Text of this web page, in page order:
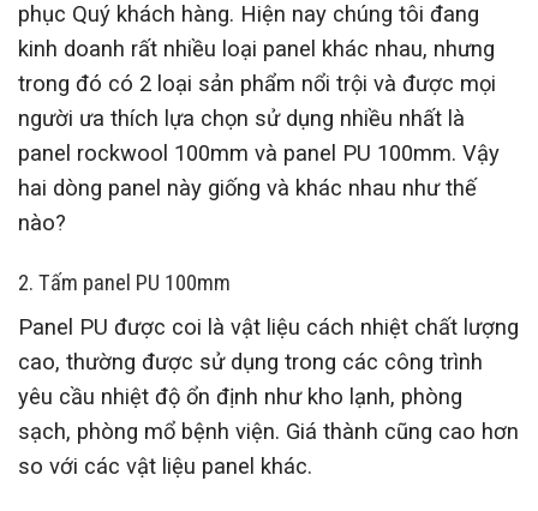
phục Quý khách hàng. Hiện nay chúng tôi đang
kinh doanh rất nhiều loại panel khác nhau, nhưng
trong đó có 2 loại sản phẩm nổi trội và được mọi
người ưa thích lựa chọn sử dụng nhiều nhất là
panel rockwool 100mm và panel PU 100mm. Vậy
hai dòng panel này giống và khác nhau như thế
nào?
2. Tấm panel PU 100mm
Panel PU được coi là vật liệu cách nhiệt chất lượng
cao, thường được sử dụng trong các công trình
yêu cầu nhiệt độ ổn định như kho lạnh, phòng
sạch, phòng mổ bệnh viện. Giá thành cũng cao hơn
so với các vật liệu panel khác.